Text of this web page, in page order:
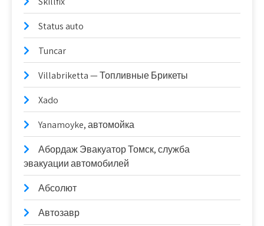
Status auto
Tuncar
Villabriketta — Топливные Брикеты
Xado
Yanamoyke, автомойка
Абордаж Эвакуатор Томск, служба
эвакуации автомобилей
Абсолют
Автозавр